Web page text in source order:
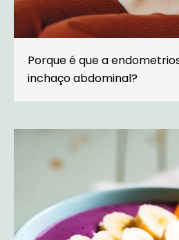
Porque é que a
inchaço abdominal?